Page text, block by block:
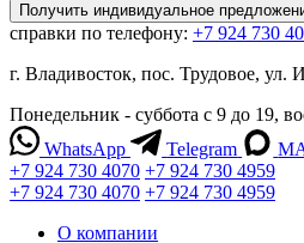
Получить индивидуальное
справки по телефону: +7 924 730
г. Владивосток, пос. Трудовое, ул.
Понедельник - суббота с 9 до 19,
WhatsApp
Telegram
+7 924 730 4070 +7 924 730 4959
+7 924 730 4070 +7 924 730 4959
О компании